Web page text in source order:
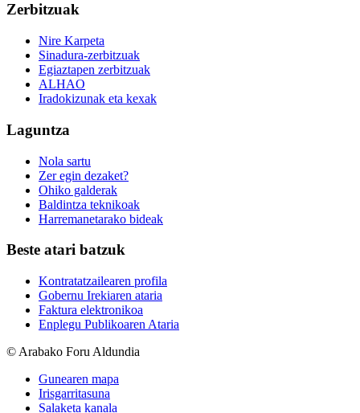
Zerbitzuak
Nire Karpeta
Sinadura-zerbitzuak
Egiaztapen zerbitzuak
ALHAO
Iradokizunak eta kexak
Laguntza
Nola sartu
Zer egin dezaket?
Ohiko galderak
Baldintza teknikoak
Harremanetarako bideak
Beste atari batzuk
Kontratatzailearen profila
Gobernu Irekiaren ataria
Faktura elektronikoa
Enplegu Publikoaren Ataria
© Arabako Foru Aldundia
Gunearen mapa
Irisgarritasuna
Salaketa kanala